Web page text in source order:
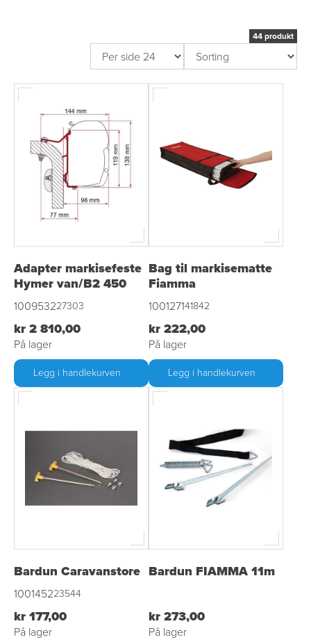
44 produkt
Adapter markisefeste
Hymer van/B2 450
100953227303
kr 2 810,00
På lager
Legg i handlekurven
Bag til markisematte
Fiamma
100127141842
kr 222,00
På lager
Legg i handlekurven
Bardun Caravanstore
100145223544
kr 177,00
På lager
Bardun FIAMMA 11m
kr 273,00
På lager